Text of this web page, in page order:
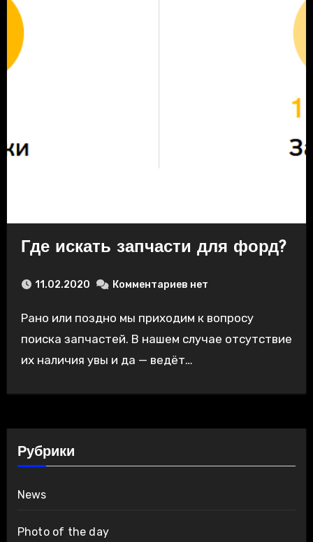
Где искать запчасти для форд?
11.02.2020 Комментариев нет
Рано или поздно мы приходим к вопросу
поиска запчастей. В нашем случае отсутствие
их наличия увы и да — ведёт…
Рубрики
News
Photo of the day